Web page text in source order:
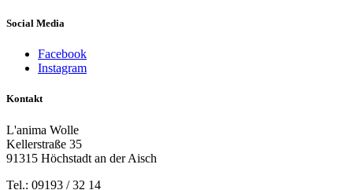
Social Media
Facebook
Instagram
Kontakt
L'anima Wolle
Kellerstraße 35
91315 Höchstadt an der Aisch
Tel.: 09193 / 32 14